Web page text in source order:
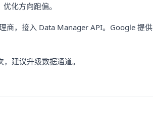
化方向跑偏。
商，接入 Data Manager API。Google 提供
建议升级数据通道。